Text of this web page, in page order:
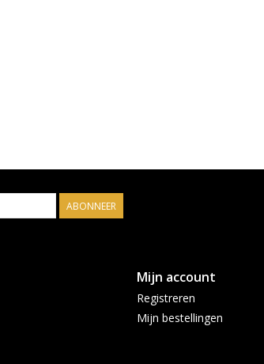
ABONNEER
Mijn account
Registreren
Mijn bestellingen